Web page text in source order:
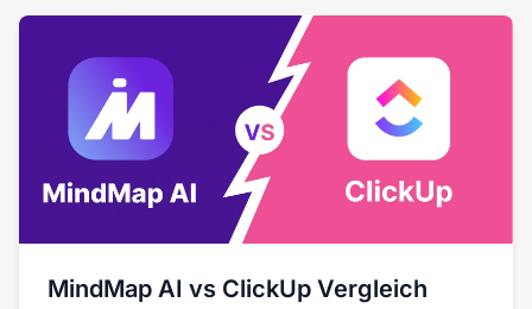
MindMap AI vs ClickUp Vergleich